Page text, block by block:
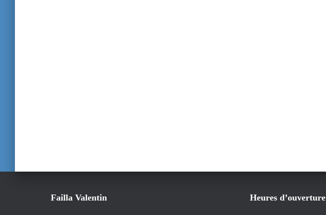
Failla Valentin Heures d’ouverture